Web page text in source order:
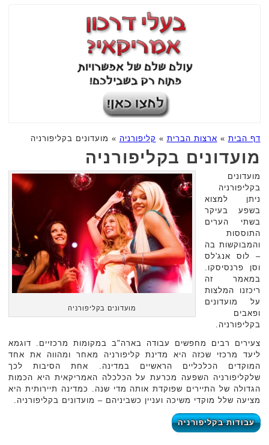
דף הבית » ארצות הברית » קליפורניה » מועדונים בקליפורניה
מועדונים בקליפורניה
מועדונים בקליפורניה
מועדונים
בקליפורניה
ניתן למצוא
בשפע בעיקר
בשתי הערים
התוססות
והמבוקשות בה
– לוס אנג'לס
וסן פרנסיסקו.
במאמר זה
ריכזנו המלצות
על מועדונים
ופאבים
בקליפורניה.
צעירים רבים מחפשים עבודה בארה"ב במקומות מרכזיים. דוגמא
ליעד מרכזי שכזה היא מדינת קליפורניה מאחר ומהווה את אחד
המוקדים הכלכליים הראשיים במדינה. אחת הסיבות לכך
שלקליפורניה השפעה מכרעת על הכלכלה האמריקאית היא הכמות
הגדולה של התיירים שפוקדת אותה מדי שנה. כמדינה תיירותית היא
מציעה שלל מוקדי משיכה ועניין כשביניהם – מועדונים בקליפורניה.
עבודות בקליפורניה